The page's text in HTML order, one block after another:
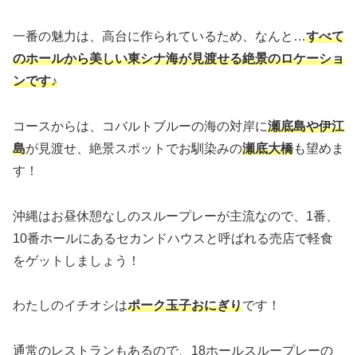
一番の魅力は、高台に作られているため、なんと…すべて
のホールから美しい東シナ海が見渡せる絶景のロケーショ
ンです♪
コースからは、コバルトブルーの海の対岸に瀬底島や伊江
島が見渡せ、絶景スポットでお馴染みの瀬底大橋も望めま
す！
沖縄はお昼休憩なしのスループレーが主流なので、1番、
10番ホールにあるセカンドハウスと呼ばれる売店で軽食
をゲットしましょう！
わたしのイチオシはポーク玉子おにぎりです！
通常のレストランもあるので、18ホールスループレーの